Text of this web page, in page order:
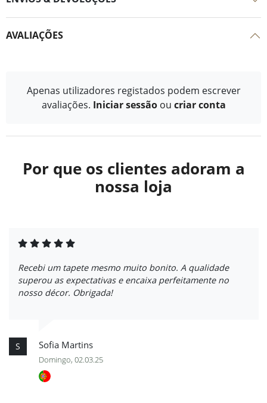
AVALIAÇÕES
Apenas utilizadores registados podem escrever
avaliações. Iniciar sessão ou criar conta
Por que os clientes adoram a
nossa loja
Recebi um tapete mesmo muito bonito. A qualidade
superou as expectativas e encaixa perfeitamente no
nosso décor. Obrigada!
S Sofia Martins
Domingo, 02.03.25